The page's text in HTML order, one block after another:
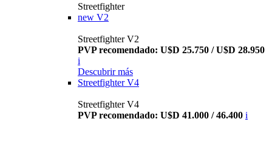
Streetfighter
new V2
Streetfighter V2
PVP recomendado: U$D 25.750 / U$D 28.950
i
Descubrir más
Streetfighter V4
Streetfighter V4
PVP recomendado: U$D 41.000 / 46.400 i